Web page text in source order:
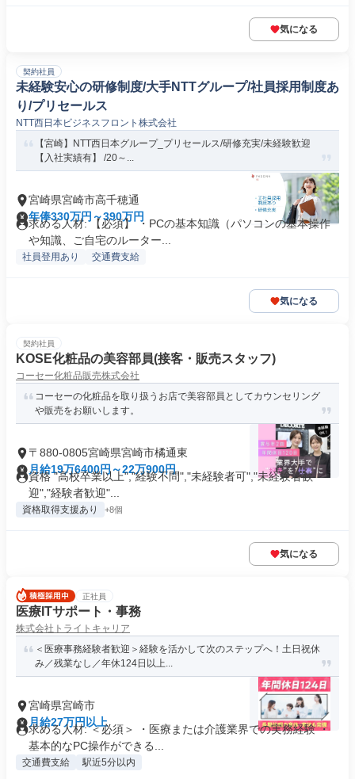
気になる
契約社員
未経験安心の研修制度/大手NTTグループ/社員採用制度あ
り/プリセールス
NTT西日本ビジネスフロント株式会社
【宮崎】NTT西日本グループ_プリセールス/研修充実/未経験歓迎
【入社実績有】 /20～...
宮崎県宮崎市高千穂通
年俸330万円～390万円
求める人材: 【必須】 ・PCの基本知識（パソコンの基本操作
や知識、ご自宅のルーター...
社員登用あり 交通費支給
気になる
契約社員
KOSE化粧品の美容部員(接客・販売スタッフ)
コーセー化粧品販売株式会社
コーセーの化粧品を取り扱うお店で美容部員としてカウンセリング
や販売をお願いします。
〒880-0805宮崎県宮崎市橘通東
月給19万6400円～22万900円
資格 "高校卒業以上","経験不問","未経験者可","未経験者歓
迎","経験者歓迎"...
資格取得支援あり +8個
気になる
正社員
医療ITサポート・事務
株式会社トライトキャリア
＜医療事務経験者歓迎＞経験を活かして次のステップへ！土日祝休
み／残業なし／年休124日以上...
宮崎県宮崎市
月給27万円以上
求める人材: ＜必須＞ ・医療または介護業界での実務経験 ・
基本的なPC操作ができる...
交通費支給 駅近5分以内